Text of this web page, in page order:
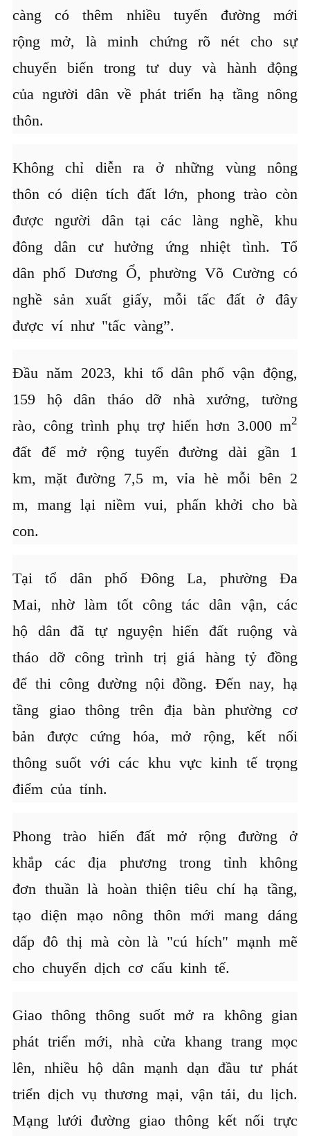
càng có thêm nhiều tuyến đường mới
rộng mở, là minh chứng rõ nét cho sự
chuyển biến trong tư duy và hành động
của người dân về phát triển hạ tầng nông
thôn.
Không chỉ diễn ra ở những vùng nông
thôn có diện tích đất lớn, phong trào còn
được người dân tại các làng nghề, khu
đông dân cư hưởng ứng nhiệt tình. Tổ
dân phố Dương Ổ, phường Võ Cường có
nghề sản xuất giấy, mỗi tấc đất ở đây
được ví như "tấc vàng”.
Đầu năm 2023, khi tổ dân phố vận động,
159 hộ dân tháo dỡ nhà xưởng, tường
rào, công trình phụ trợ hiến hơn 3.000 m2
đất để mở rộng tuyến đường dài gần 1
km, mặt đường 7,5 m, vỉa hè mỗi bên 2
m, mang lại niềm vui, phấn khởi cho bà
con.
Tại tổ dân phố Đông La, phường Đa
Mai, nhờ làm tốt công tác dân vận, các
hộ dân đã tự nguyện hiến đất ruộng và
tháo dỡ công trình trị giá hàng tỷ đồng
để thi công đường nội đồng. Đến nay, hạ
tầng giao thông trên địa bàn phường cơ
bản được cứng hóa, mở rộng, kết nối
thông suốt với các khu vực kinh tế trọng
điểm của tỉnh.
Phong trào hiến đất mở rộng đường ở
khắp các địa phương trong tỉnh không
đơn thuần là hoàn thiện tiêu chí hạ tầng,
tạo diện mạo nông thôn mới mang dáng
dấp đô thị mà còn là "cú hích" mạnh mẽ
cho chuyển dịch cơ cấu kinh tế.
Giao thông thông suốt mở ra không gian
phát triển mới, nhà cửa khang trang mọc
lên, nhiều hộ dân mạnh dạn đầu tư phát
triển dịch vụ thương mại, vận tải, du lịch.
Mạng lưới đường giao thông kết nối trực